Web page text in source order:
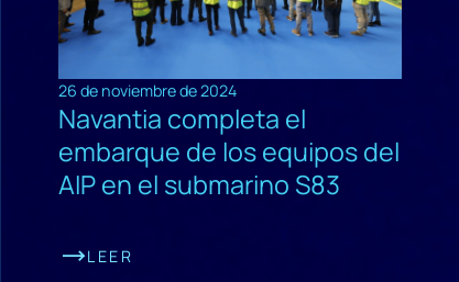
26 de noviembre de 2024
Navantia completa el
embarque de los equipos del
AIP en el submarino S83
LEER